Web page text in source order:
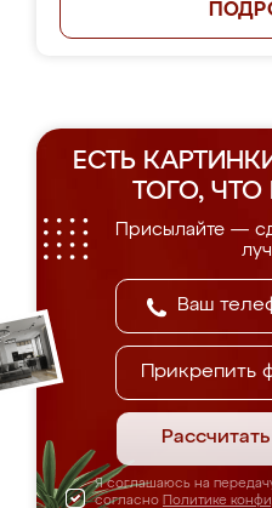
ЕСТЬ
ТОГО,
Присылайте —
Прикрепить
Я соглашаюсь на
согласно Политике